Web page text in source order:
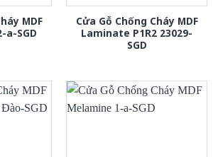
MDF
a-SGD
Cửa Gỗ Chống Cháy MDF
Laminate P1R2 23029-
SGD